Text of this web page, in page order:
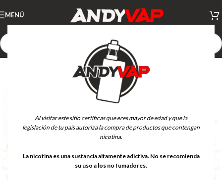
Al visitar este sitio certificas que eres mayor de edad y que la
legislación de tu país autoriza la compra de productos que contengan
nicotina.
La nicotina es una sustancia altamente adictiva. No se recomienda
su uso a los no fumadores.
MENÚ